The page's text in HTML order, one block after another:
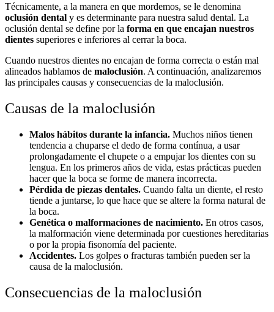
Técnicamente, a la manera en que mordemos, se le denomina
oclusión dental y es determinante para nuestra salud dental. La
oclusión dental se define por la forma en que encajan nuestros
dientes superiores e inferiores al cerrar la boca.
Cuando nuestros dientes no encajan de forma correcta o están mal
alineados hablamos de maloclusión. A continuación, analizaremos
las principales causas y consecuencias de la maloclusión.
Causas de la maloclusión
Malos hábitos durante la infancia. Muchos niños tienen
tendencia a chuparse el dedo de forma contínua, a usar
prolongadamente el chupete o a empujar los dientes con su
lengua. En los primeros años de vida, estas prácticas pueden
hacer que la boca se forme de manera incorrecta.
Pérdida de piezas dentales. Cuando falta un diente, el resto
tiende a juntarse, lo que hace que se altere la forma natural de
la boca.
Genética o malformaciones de nacimiento. En otros casos,
la malformación viene determinada por cuestiones hereditarias
o por la propia fisonomía del paciente.
Accidentes. Los golpes o fracturas también pueden ser la
causa de la maloclusión.
Consecuencias de la maloclusión